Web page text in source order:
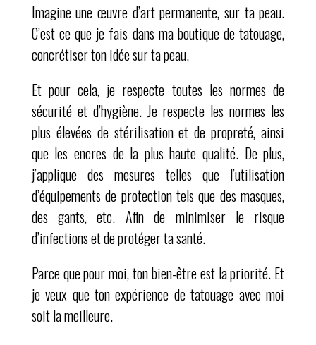
Imagine une œuvre d’art permanente, sur ta peau.
C’est ce que je fais dans ma boutique de tatouage,
concrétiser ton idée sur ta peau.
Et pour cela, je respecte toutes les normes de
sécurité et d’hygiène. Je respecte les normes les
plus élevées de stérilisation et de propreté, ainsi
que les encres de la plus haute qualité. De plus,
j’applique des mesures telles que l’utilisation
d’équipements de protection tels que des masques,
des gants, etc. Afin de minimiser le risque
d’infections et de protéger ta santé.
Parce que pour moi, ton bien-être est la priorité. Et
je veux que ton expérience de tatouage avec moi
soit la meilleure.